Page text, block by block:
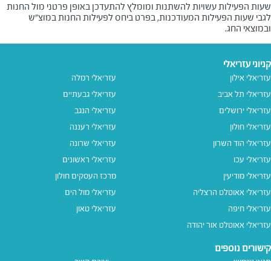
שעות הפעילות עשויות להשתנות ומומלץ להתעדכן באופן פרטני מול החנות
לגבי שעות הפעילות המעודכנות, בפרט ביחס לפעילות החנות במוצ"ש
ובמוצאי החג.
קניוני עזריאלי
עזריאלי אילון
עזריאלי תל אביב
עזריאלי ירושלים
עזריאלי חולון
עזריאלי הוד השרון
עזריאלי עכו
עזריאלי מודיעין
עזריאלי אאוטלט הרצליה
עזריאלי חיפה
עזריאלי אאוטלט אור יהודה
עזריאלי רמלה
עזריאלי גבעתיים
עזריאלי הנגב
עזריאלי רעננה
עזריאלי שרונה
עזריאלי ראשונים
מרכז העסקים חולון
עזריאלי מול הים
עזריאלי טאון
קישורים נוספים